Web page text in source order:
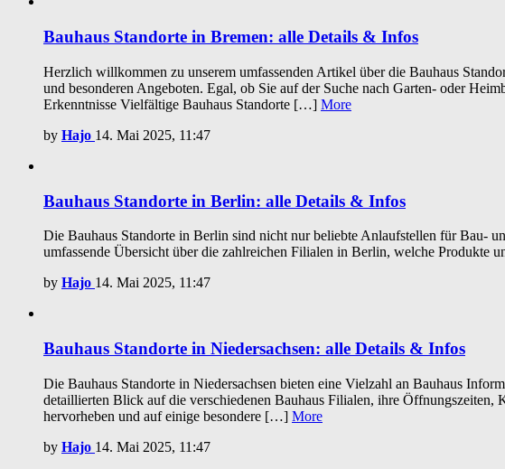
Bauhaus Standorte in Bremen: alle Details & Infos
Herzlich willkommen zu unserem umfassenden Artikel über die Bauhaus
und besonderen Angeboten. Egal, ob Sie auf der Suche nach Garten- oder
Erkenntnisse Vielfältige Bauhaus Standorte […] More
by Hajo 14. Mai 2025, 11:47
Bauhaus Standorte in Berlin: alle Details & Infos
Die Bauhaus Standorte in Berlin sind nicht nur beliebte Anlaufstellen für Bau-
umfassende Übersicht über die zahlreichen Filialen in Berlin, welche Produkte
by Hajo 14. Mai 2025, 11:47
Bauhaus Standorte in Niedersachsen: alle Details & Infos
Die Bauhaus Standorte in Niedersachsen bieten eine Vielzahl an Bauhaus
detaillierten Blick auf die verschiedenen Bauhaus Filialen, ihre
hervorheben und auf einige besondere […] More
by Hajo 14. Mai 2025, 11:47